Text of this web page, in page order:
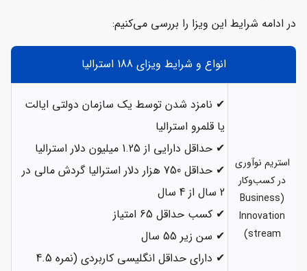
در ادامه شرایط این ویزا را بررسی می‌کنیم:
انواع و شرایط ویزای 188 استرالیا
استریم نوآوری
در کسب‌وکار
(Business
Innovation
stream)
✔ نامزد شدن توسط یک سازمان دولتی ایالت
یا قلمرو استرالیا
✔ حداقل دارایی از 1.25 میلیون دلار استرالیا
✔ حداقل 750 هزار دلار استرالیا گردش مالی در
2 سال از 4 سال
✔ کسب حداقل 65 امتیاز
✔ سن زیر 55 سال
✔ دارای حداقل انگلیسی کاربردی (نمره 4.5